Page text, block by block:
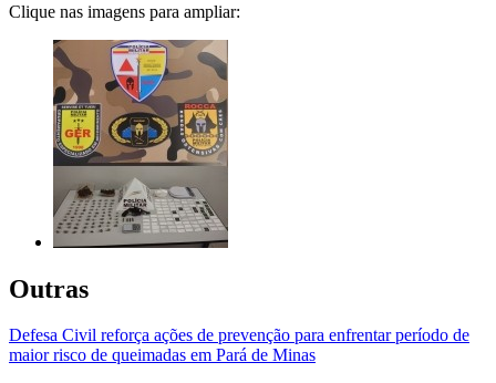
Clique nas imagens para ampliar:
Outras
Defesa Civil reforça ações de prevenção para enfrentar período de
maior risco de queimadas em Pará de Minas